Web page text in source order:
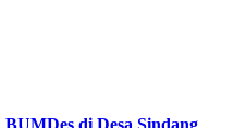
di Desa Sindang